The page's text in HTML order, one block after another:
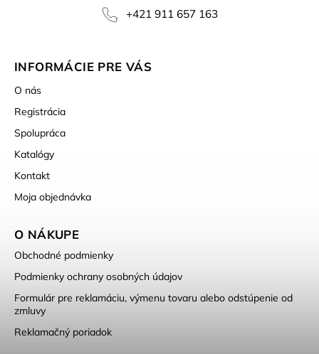
+421 911 657 163
INFORMÁCIE PRE VÁS
O nás
Registrácia
Spolupráca
Katalógy
Kontakt
Moja objednávka
O NÁKUPE
Obchodné podmienky
Podmienky ochrany osobných údajov
Formulár pre reklamáciu, výmenu tovaru alebo odstúpenie od
zmluvy
Reklamačný poriadok